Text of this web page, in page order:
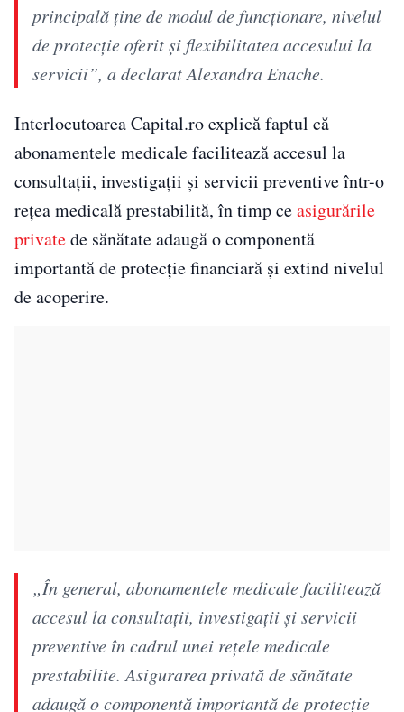
principală ține de modul de funcționare, nivelul
de protecție oferit și flexibilitatea accesului la
servicii”, a declarat Alexandra Enache.
Interlocutoarea Capital.ro explică faptul că
abonamentele medicale facilitează accesul la
consultații, investigații și servicii preventive într-o
rețea medicală prestabilită, în timp ceasigurările
privatede sănătate adaugă o componentă
importantă de protecție financiară și extind nivelul
de acoperire.
„În general, abonamentele medicale facilitează
accesul la consultații, investigații și servicii
preventive în cadrul unei rețele medicale
prestabilite. Asigurarea privată de sănătate
adaugă o componentă importantă de protecție